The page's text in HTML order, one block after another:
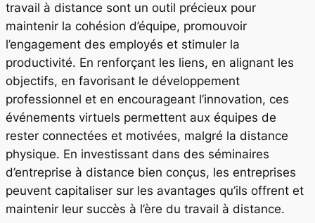
travail à distance sont un outil précieux pour
maintenir la cohésion d’équipe, promouvoir
l’engagement des employés et stimuler la
productivité. En renforçant les liens, en alignant les
objectifs, en favorisant le développement
professionnel et en encourageant l’innovation, ces
événements virtuels permettent aux équipes de
rester connectées et motivées, malgré la distance
physique. En investissant dans des séminaires
d’entreprise à distance bien conçus, les entreprises
peuvent capitaliser sur les avantages qu’ils offrent et
maintenir leur succès à l’ère du travail à distance.